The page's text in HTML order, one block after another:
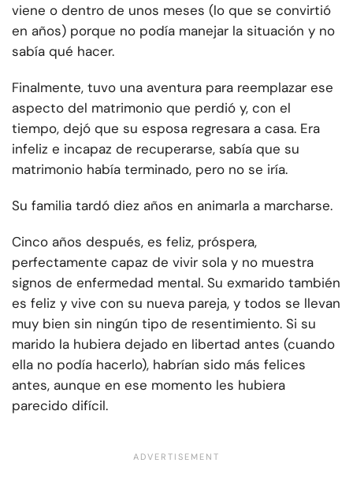
viene o dentro de unos meses (lo que se convirtió
en años) porque no podía manejar la situación y no
sabía qué hacer.
Finalmente, tuvo una aventura para reemplazar ese
aspecto del matrimonio que perdió y, con el
tiempo, dejó que su esposa regresara a casa. Era
infeliz e incapaz de recuperarse, sabía que su
matrimonio había terminado, pero no se iría.
Su familia tardó diez años en animarla a marcharse.
Cinco años después, es feliz, próspera,
perfectamente capaz de vivir sola y no muestra
signos de enfermedad mental. Su exmarido también
es feliz y vive con su nueva pareja, y todos se llevan
muy bien sin ningún tipo de resentimiento. Si su
marido la hubiera dejado en libertad antes (cuando
ella no podía hacerlo), habrían sido más felices
antes, aunque en ese momento les hubiera
parecido difícil.